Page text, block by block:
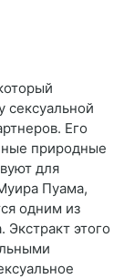
сексуальной
Его
природные
для
Пуама,
одним из
этого